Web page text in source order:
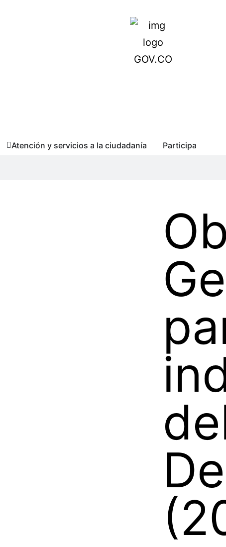
Atención y servicios a la ciudadanía Participa